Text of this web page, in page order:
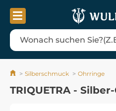
Silberschmuck Ohrringe
TRIQUETRA -